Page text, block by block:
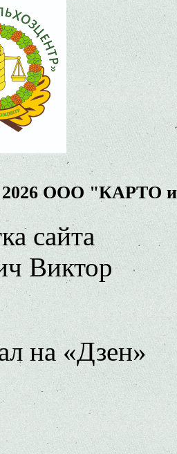
2026 ООО "КАРТО
сайта
Виктор
на «Дзен»